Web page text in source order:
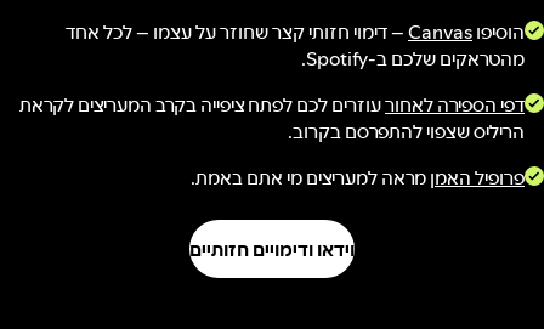
הוסיפוCanvas– דימוי חזותי קצר שחוזר על עצמו – לכל אחד
מהטראקים שלכם ב-Spotify.
דפי הספירה לאחורעוזרים לכם לפתח ציפייה בקרב המעריצים לקראת
הריליס שצפוי להתפרסם בקרוב.
פרופיל האמןמראה למעריצים מי אתם באמת.
וידאו ודימויים חזותיים